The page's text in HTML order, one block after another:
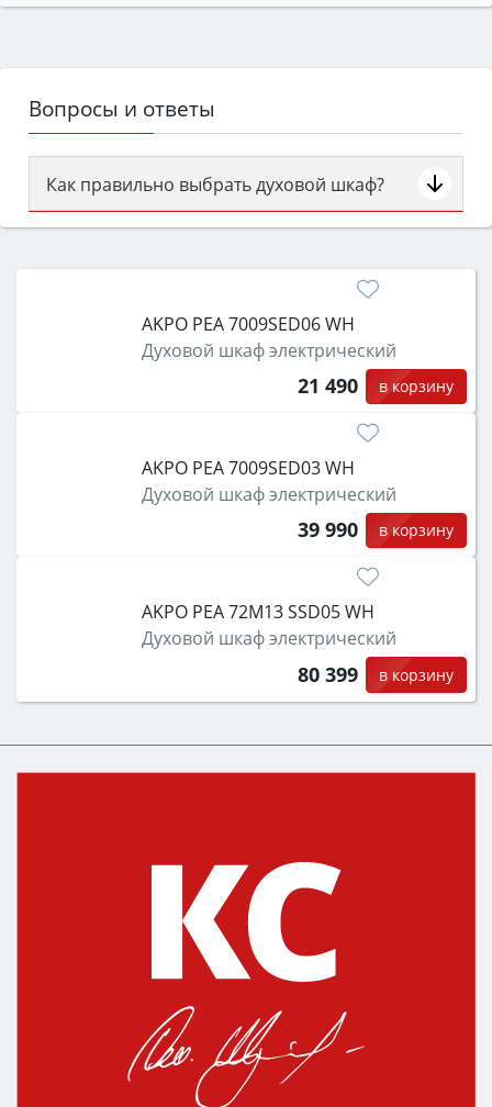
Вопросы и ответы
Как правильно выбрать духовой шкаф?
Сначала определитесь с типом (газовый или
затем смотрите на объём 50–70 л для семьи,
функции (конвекция, гриль, самоочистка,
защита от детей).
AKPO PEA 7009SED06 WH
Духовой шкаф электрический
21 490 в корзину
AKPO PEA 7009SED03 WH
Духовой шкаф электрический
39 990 в корзину
AKPO PEA 72M13 SSD05 WH
Духовой шкаф электрический
80 399 в корзину